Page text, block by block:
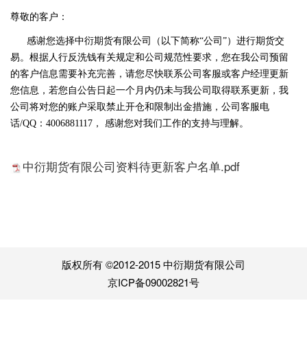
尊敬的客户：
感谢您选择中衍期货有限公司（以下简称“公司”）进行期货交
易。根据人行反洗钱有关规定和公司规范性要求，您在我公司预留
的客户信息需要补充完善，请您尽快联系公司客服或客户经理更新
您信息，若您自公告日起一个月内仍未与我公司取得联系更新，我
公司将对您的账户采取禁止开仓和限制出金措施，公司客服电
话/QQ：4006881117， 感谢您对我们工作的支持与理解。
中衍期货有限公司资料待更新客户名单.pdf
版权所有 ©2012-2015 中衍期货有限公司
京ICP备09002821号